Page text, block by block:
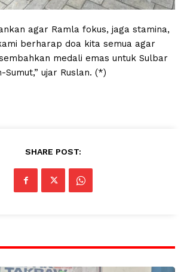
agar Ramla fokus, jaga stamina,
berharap doa kita semua agar
medali emas untuk Sulbar
Sumut,” ujar Ruslan. (*)
SHARE POST: